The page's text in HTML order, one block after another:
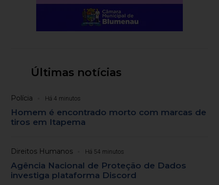
Últimas notícias
Polícia Há 4 minutos
Homem é encontrado morto com marcas de
tiros em Itapema
Direitos Humanos Há 54 minutos
Agência Nacional de Proteção de Dados
investiga plataforma Discord